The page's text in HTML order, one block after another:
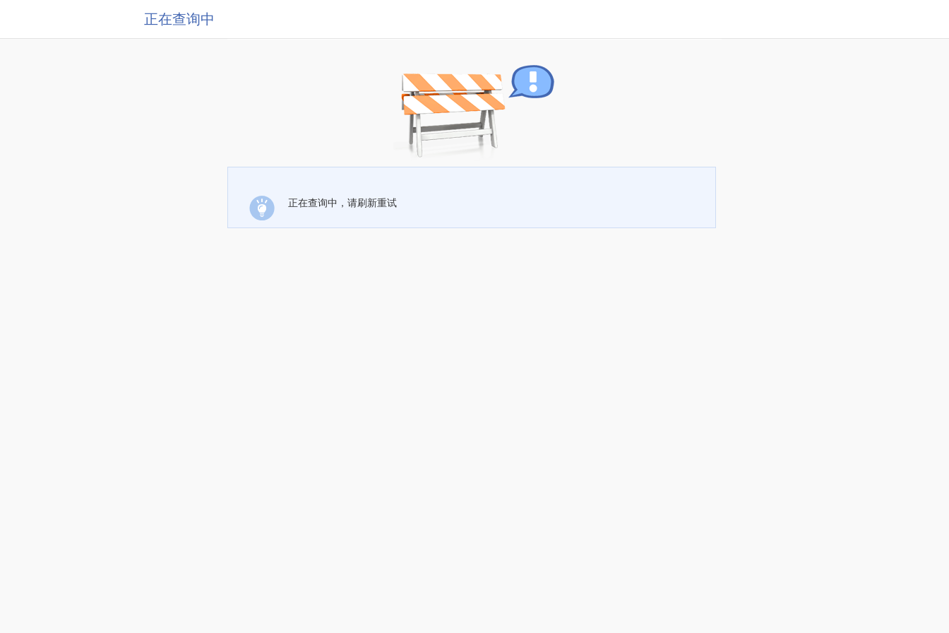
正在查询中
正在查询中，请刷新重试